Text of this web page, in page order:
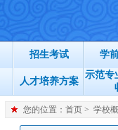
招生考试 学
人才培养方案
示范专
您的位置： 首页> 学校